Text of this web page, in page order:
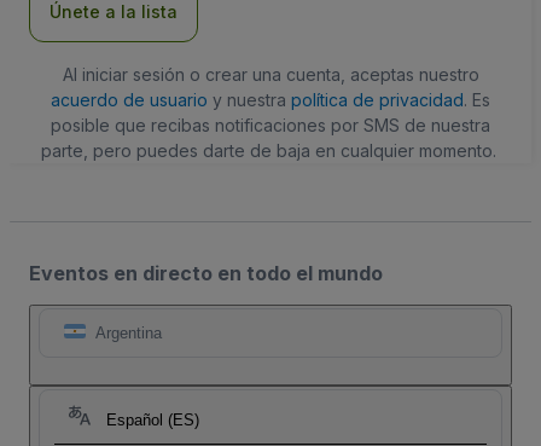
Únete a la lista
Al iniciar sesión o crear una cuenta, aceptas nuestro
acuerdo de usuario y nuestra política de privacidad. Es
posible que recibas notificaciones por SMS de nuestra
parte, pero puedes darte de baja en cualquier momento.
Eventos en directo en todo el mundo
Argentina
Español (ES)